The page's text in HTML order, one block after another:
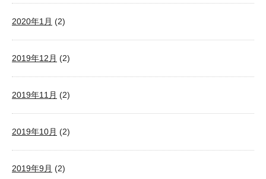
2020年1月 (2)
2019年12月 (2)
2019年11月 (2)
2019年10月 (2)
2019年9月 (2)